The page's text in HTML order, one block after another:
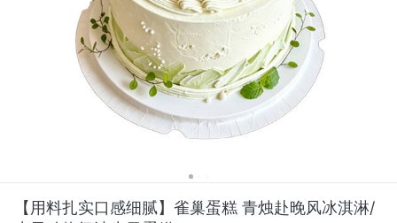
【用料扎实口感细腻】雀巢蛋糕 青烛赴晚风冰淇淋/